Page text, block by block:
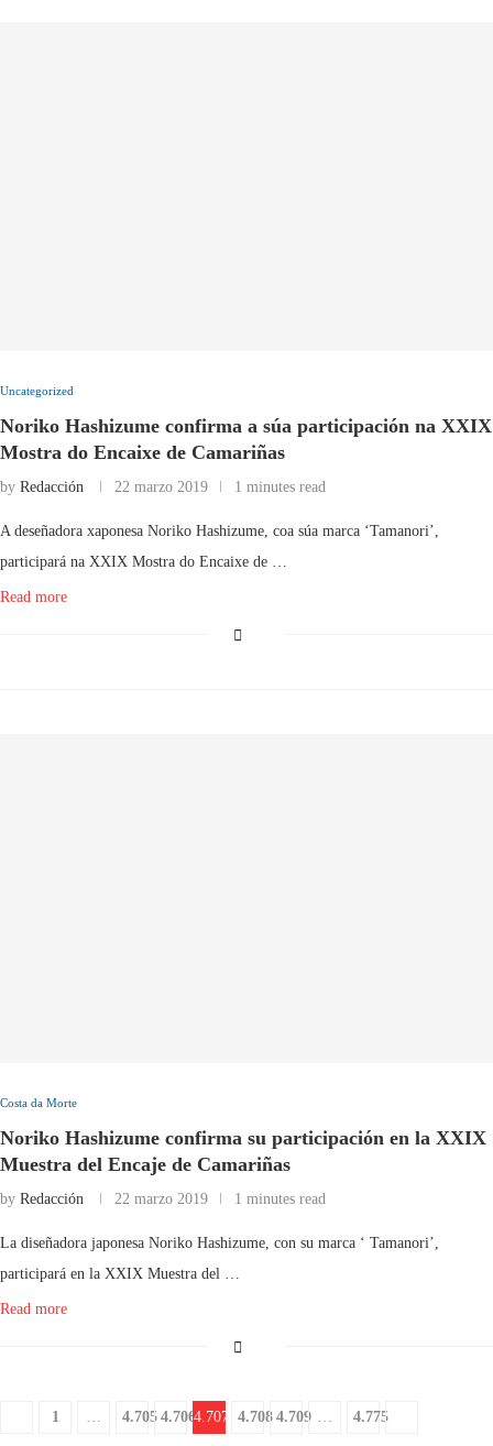
Uncategorized
Noriko Hashizume confirma a súa participación na XXIX
Mostra do Encaixe de Camariñas
by Redacción 22 marzo 2019 1 minutes read
A deseñadora xaponesa Noriko Hashizume, coa súa marca ‘Tamanori’,
participará na XXIX Mostra do Encaixe de …
Read more
Costa da Morte
Noriko Hashizume confirma su participación en la XXIX
Muestra del Encaje de Camariñas
by Redacción 22 marzo 2019 1 minutes read
La diseñadora japonesa Noriko Hashizume, con su marca ‘ Tamanori’,
participará en la XXIX Muestra del …
Read more
1 4.705 4.7064.707 4.708 4.709 4.775